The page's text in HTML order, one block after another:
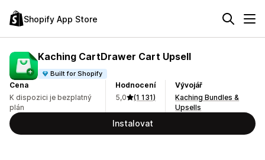
Shopify App Store
Kaching CartDrawer Cart Upsell
Built for Shopify
Cena
K dispozici je bezplatný
plán
Hodnocení
5,0
(1 131)
Vývojář
Kaching Bundles &
Upsells
Instalovat